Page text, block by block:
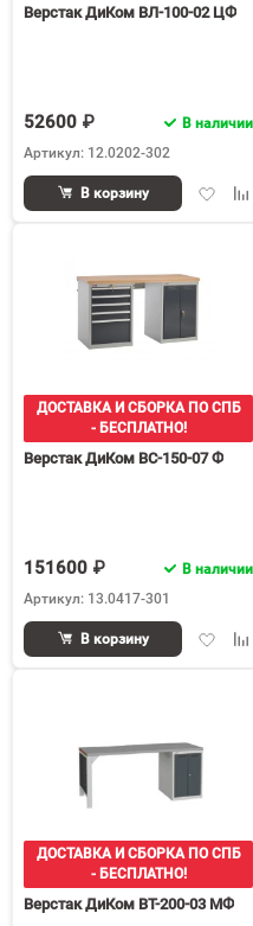
Верстак ДиКом ВЛ-100-02 ЦФ
52600 ₽
В наличии
Артикул: 12.0202-302
В корзину
ДОСТАВКА И СБОРКА ПО СПБ
- БЕСПЛАТНО!
Верстак ДиКом ВС-150-07 Ф
151600 ₽
В наличии
Артикул: 13.0417-301
В корзину
ДОСТАВКА И СБОРКА ПО СПБ
- БЕСПЛАТНО!
Верстак ДиКом ВТ-200-03 МФ